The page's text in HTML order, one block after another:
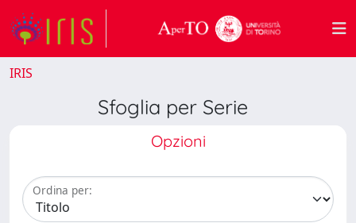
IRIS
Sfoglia per Serie
Opzioni
Ordina per: